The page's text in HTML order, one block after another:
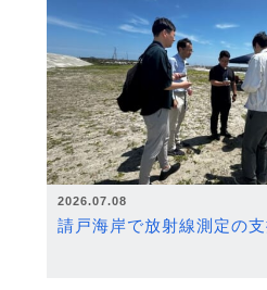
2026.07.08
請戸海岸で放射線測定の支